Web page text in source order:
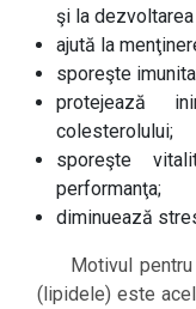
şi la
ajută la
sporeşte
protejează
colesterolului;
sporeşte
performanţa;
diminuează
Motivul pentru
(lipidele) este